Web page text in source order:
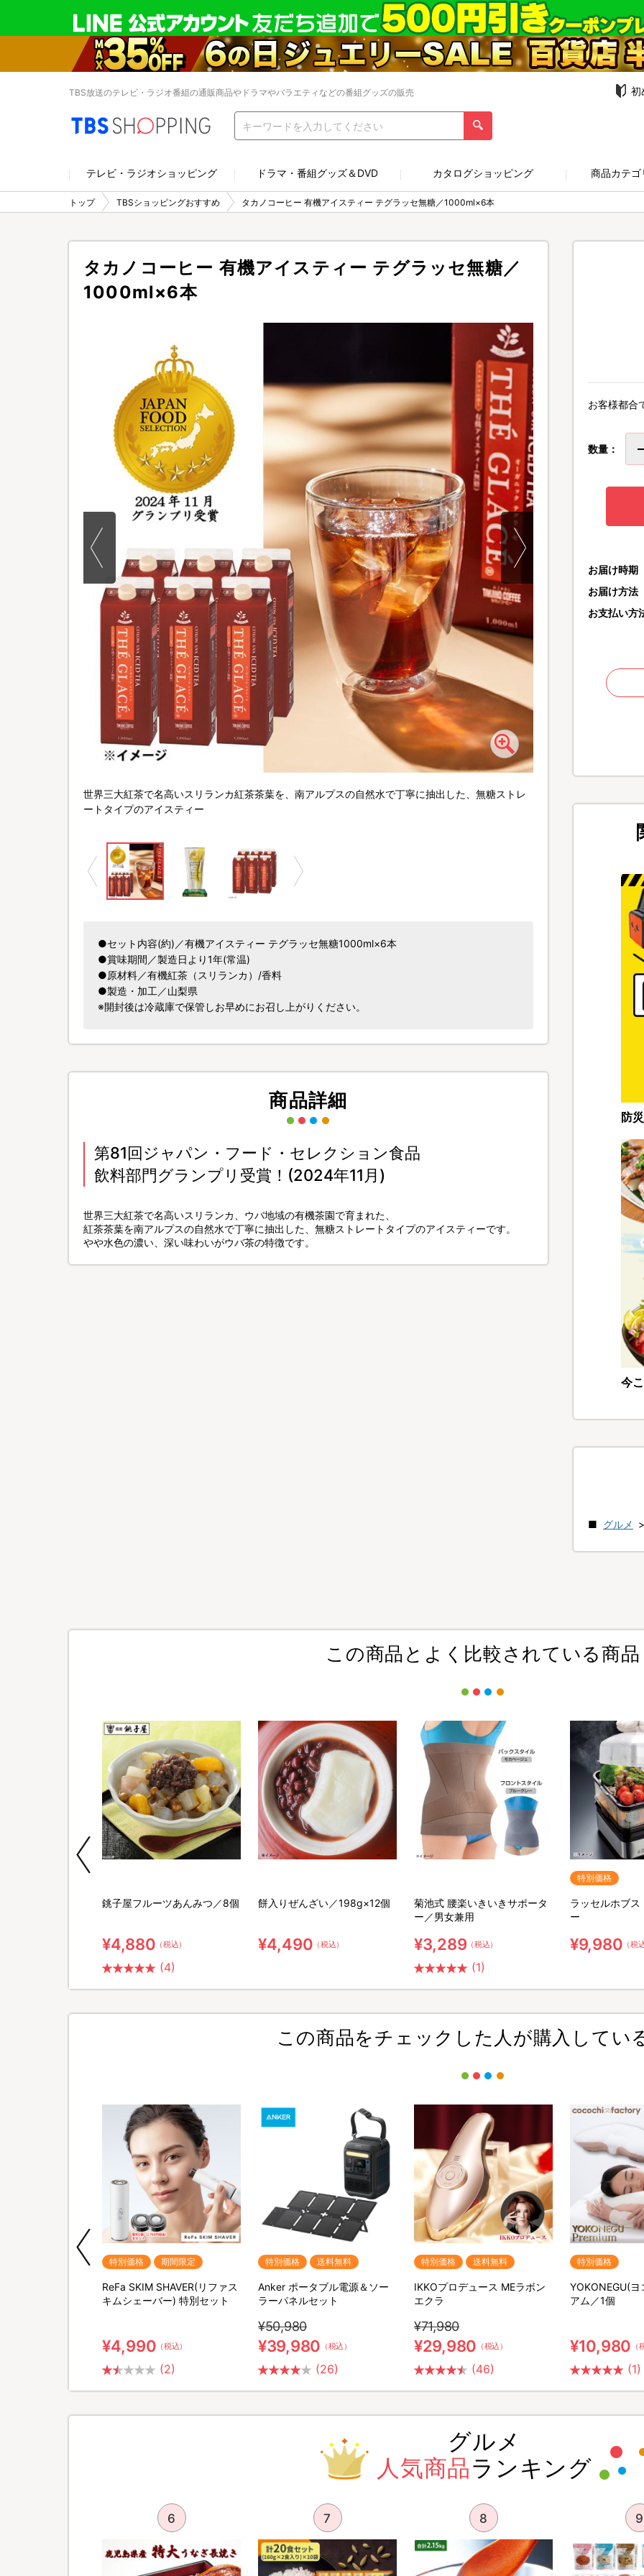
TBS放送のテレビ・ラジオ番組の通販商品やドラマやバラエティなどの番組グッズの販売 初
テレビ・ラジオショッピング ドラマ・番組グッズ＆DVD カタログショッピング 商品カテ
トップ TBSショッピングおすすめ タカノコーヒー 有機アイスティー テグラッセ無糖／1000ml×6本
タカノコーヒー 有機アイスティー テグラッセ無糖／
1000ml×6本
世界三大紅茶で名高いスリランカ紅茶茶葉を、南アルプスの自然水で丁寧に抽出した、無糖ストレ
ートタイプのアイスティー
飲料部門グランプリ
●セット内容(約)／有機アイスティー テグラッセ無糖1000ml×6本
●賞味期間／製造日より1年(常温)
●原材料／有機紅茶（スリランカ）/香料
●製造・加工／山梨県
※開封後は冷蔵庫で保管しお早めにお召し上がりください。
商品詳細
第81回ジャパン・フード・セレクション食品
飲料部門グランプリ受賞！(2024年11月)
世界三大紅茶で名高いスリランカ、ウバ地域の有機茶園で育まれた、
紅茶茶葉を南アルプスの自然水で丁寧に抽出した、無糖ストレートタイプのアイスティーです。
やや水色の濃い、深い味わいがウバ茶の特徴です。
お客様都合
数量：
お届け時
お届け方
お支払い方
防
今
グルメ
この商品とよく比較されている商品
銚子屋フルーツあんみつ／8個
¥4,880 （税込）
(4)
餅入りぜんざい／198g×12個
¥4,490 （税込）
菊池式 腰楽いきいきサポータ
ー／男女兼用
¥3,289 （税込）
(1)
特別価格
ラッセルホブス ミニスチーマ
ー
¥9,980 （税
この商品をチェックした人が購入してい
特別価格 期間限定
ReFa SKIM SHAVER(リファス
キムシェーバー) 特別セット
¥4,990 （税込）
(2)
特別価格 送料無料
Anker ポータブル電源＆ソー
ラーパネルセット
¥50,980
¥39,980 （税込）
(26)
特別価格 送料無料
IKKOプロデュース MEラボン
エクラ
¥71,980
¥29,980 （税込）
(46)
特別価格
YOKONEGU(
アム／1個
¥10,980
(1)
グルメ
人気商品ランキング
6 7 8 9